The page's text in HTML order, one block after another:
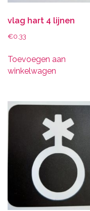
vlag hart 4 lijnen
€0.33
Toevoegen aan
winkelwagen